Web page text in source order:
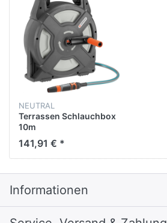
NEUTRAL
Terrassen Schlauchbox
10m
141,91 € *
Informationen